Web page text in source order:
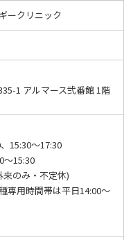
ークリニック
1 アルマース弐番館 1階
15:30～17:30
15:30
のみ・不定休)
専用時間帯は平日14:00～